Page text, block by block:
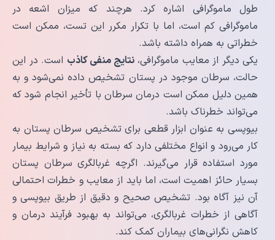
طول ماموگرافی اشاره کرد. هرچند که میزان اشعه در
ماموگرافی کم است، اما با تکرار مکرر این تست، ممکن است
خطراتی به همراه داشته باشد.
یکی دیگر از معایب ماموگرافی،نتایج منفی کاذب است. در این
حالت، سرطان موجود در پستان تشخیص داده نمی‌شود و به
همین دلیل ممکن است درمان سرطان با تأخیر انجام شود که
می‌تواند خطرناک باشد.
بیوپسی به عنوان ابزار قطعی برای تشخیص سرطان پستان به
کار می‌رود و انواع مختلفی دارد که بسته به نیاز و شرایط بیمار
مورد استفاده قرار می‌گیرند. اگرچه غربالگری سرطان پستان
بسیار حائز اهمیت است، اما باید از معایب و خطرات احتمالی
آن نیز آگاه بود. تشخیص صحیح و دقیق از طریق بیوپسی و
آگاهی از خطرات غربالگری، می‌تواند به بهبود فرآیند درمان و
کاهش نگرانی‌های بیماران کمک کند.